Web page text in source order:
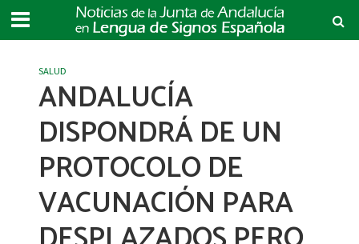
SALUD
ANDALUCÍA
DISPONDRÁ DE UN
PROTOCOLO DE
VACUNACIÓN PARA